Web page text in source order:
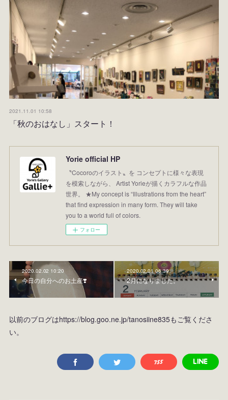
2021.11.01 10:58
「秋のおはなし」スタート！
Yorie official HP
〝Cocoroのイラスト〟を コンセプトに様々な表現
を模索しながら、 Artist Yorieが描くカラフルな作品
世界。 ★My concept is “Illustrations from the heart”
that find expression in many form. They will take
you to a world full of colors.
フォロー
2020.02.02 10:20
今日の自分へのお土産❣️
2020.02.01 06:39
2月になりました。
以前のブログはhttps://blog.goo.ne.jp/tanosiine835もご覧くださ
い。